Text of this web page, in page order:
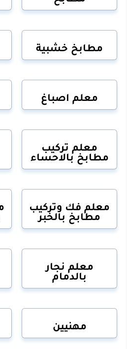
مطابخ خشبية
معلم اصباغ
معلم تركيب
مطابخ بالاحساء
معلم فك وتركيب
مطابخ بالخبر
معلم نجار
بالدمام
مهنيين